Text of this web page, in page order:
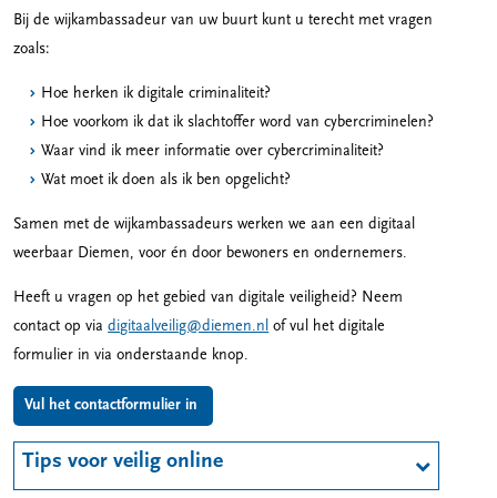
Bij de wijkambassadeur van uw buurt kunt u terecht met vragen
zoals:
Hoe herken ik digitale criminaliteit?
Hoe voorkom ik dat ik slachtoffer word van cybercriminelen?
Waar vind ik meer informatie over cybercriminaliteit?
Wat moet ik doen als ik ben opgelicht?
Samen met de wijkambassadeurs werken we aan een digitaal
weerbaar Diemen, voor én door bewoners en ondernemers.
Heeft u vragen op het gebied van digitale veiligheid? Neem
contact op viadigitaalveilig@diemen.nl of vul het digitale
formulier in via onderstaande knop.
Vul het contactformulier in
Tips voor veilig online